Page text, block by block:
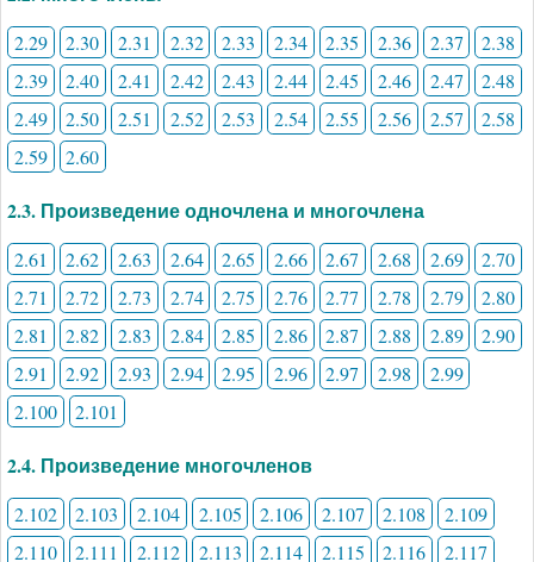
2.29 2.30 2.31 2.32 2.33 2.34 2.35 2.36 2.37
2.38
2.39
2.40 2.41 2.42 2.43 2.44 2.45 2.46 2.47
2.48
2.49
2.50 2.51 2.52 2.53 2.54 2.55 2.56 2.57
2.58
2.59
2.60
2.3. Произведение одночлена и многочлена
2.61 2.62 2.63 2.64 2.65 2.66 2.67 2.68 2.69
2.70
2.71
2.72 2.73 2.74 2.75 2.76 2.77 2.78 2.79
2.80
2.81
2.82 2.83 2.84 2.85 2.86 2.87 2.88 2.89
2.90
2.91
2.92 2.93 2.94 2.95 2.96 2.97 2.98
2.99
2.100
2.101
2.4. Произведение многочленов
2.102 2.103 2.104 2.105 2.106 2.107 2.108
2.109
2.110
2.111 2.112 2.113 2.114 2.115 2.116 2.117